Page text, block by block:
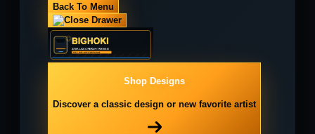
Back To Menu
Shop Designs
Discover a classic design or new favorite artist